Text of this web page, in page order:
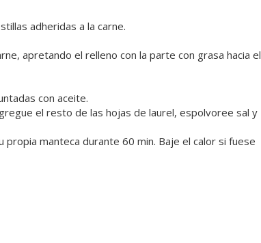
adheridas a la carne.
apretando el relleno con la parte con grasa hacia el
con aceite.
el resto de las hojas de laurel, espolvoree sal y
manteca durante 60 min. Baje el calor si fuese